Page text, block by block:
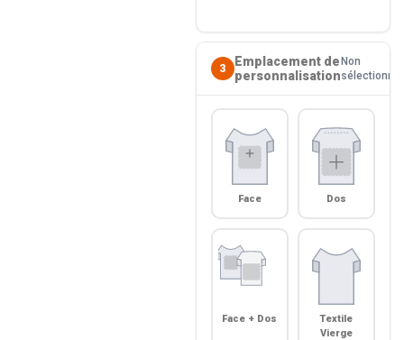
3
Emplacement de
personnalisation
Non
sélectionné
Face Dos
Face + Dos
Textile
Vierge